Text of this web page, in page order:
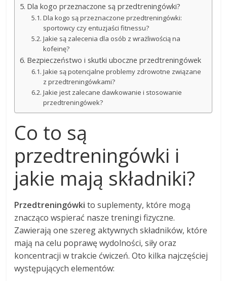
Dla kogo przeznaczone są przedtreningówki?
Dla kogo są przeznaczone przedtreningówki:
sportowcy czy entuzjaści fitnessu?
Jakie są zalecenia dla osób z wrażliwością na
kofeinę?
Bezpieczeństwo i skutki uboczne przedtreningówek
Jakie są potencjalne problemy zdrowotne związane
z przedtreningówkami?
Jakie jest zalecane dawkowanie i stosowanie
przedtreningówek?
Co to są
przedtreningówki i
jakie mają składniki?
Przedtreningówki to suplementy, które mogą
znacząco wspierać nasze treningi fizyczne.
Zawierają one szereg aktywnych składników, które
mają na celu poprawę wydolności, siły oraz
koncentracji w trakcie ćwiczeń. Oto kilka najczęściej
występujących elementów: